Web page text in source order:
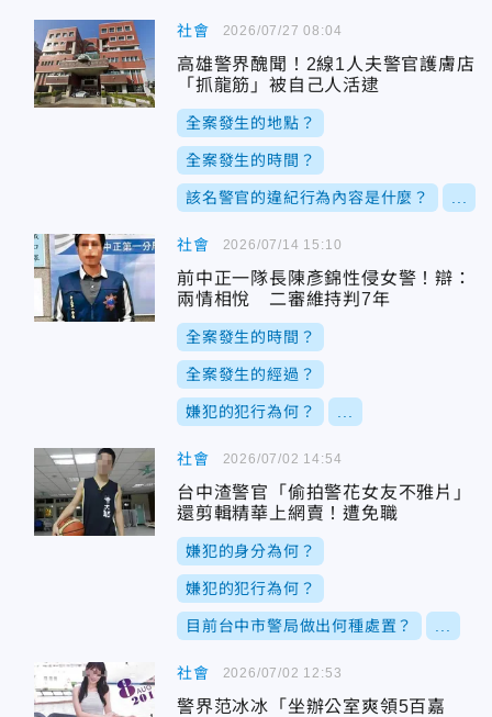
社會
高雄警界醜聞！2線1人夫警官護膚店
「抓龍筋」被自己人活逮
全案發生的地點？
全案發生的時間？
該名警官的違紀行為內容是什麼？
2026/07/27 08:04
社會
前中正一隊長陳彥錦性侵女警！辯：
兩情相悅 二審維持判7年
全案發生的時間？
全案發生的經過？
嫌犯的犯行為何？
2026/07/14 15:10
社會
台中渣警官「偷拍警花女友不雅片」
還剪輯精華上網賣！遭免職
嫌犯的身分為何？
嫌犯的犯行為何？
目前台中市警局做出何種處置？
2026/07/02 14:54
社會
警界范冰冰「坐辦公室爽領5百嘉
2026/07/02 12:53